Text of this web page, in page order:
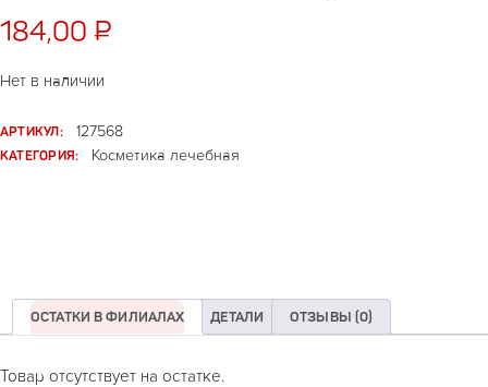
184,00 ₽
Нет в наличии
АРТИКУЛ:
127568
КАТЕГОРИЯ:
Косметика лечебная
ОСТАТКИ В ФИЛИАЛАХ ДЕТАЛИ ОТЗЫВЫ (0)
Товар отсутствует на остатке.